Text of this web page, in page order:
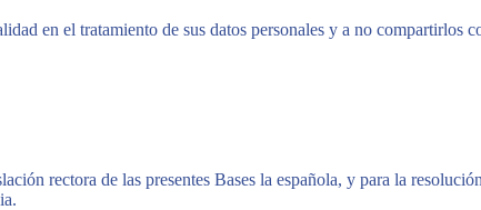
en el tratamiento de sus datos personales y a no compartirlos
rectora de las presentes Bases la española, y para la